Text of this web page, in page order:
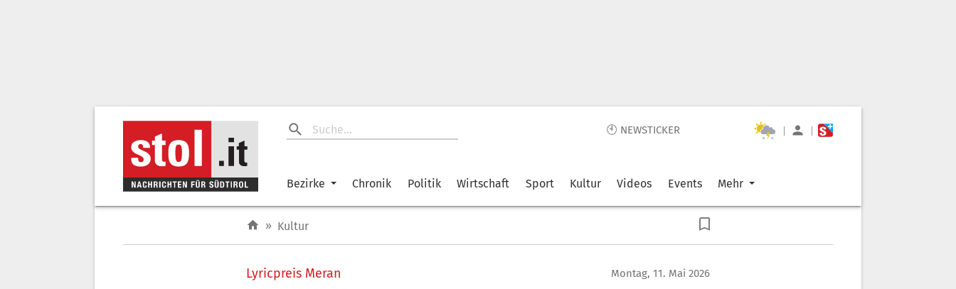
🕙 NEWSTICKER | |
Bezirke Chronik Politik Wirtschaft Sport Kultur Videos Events Mehr
» Kultur
Lyricpreis Meran Montag, 11. Mai 2026